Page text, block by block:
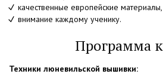
качественные европейские материалы,
внимание каждому ученику.
Программа
Техники люневильской вышивки: